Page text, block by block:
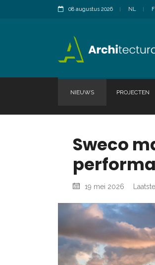
08 augustus 2026 NL
NIEUWS PROJECTEN
Sweco
19 mei 2026